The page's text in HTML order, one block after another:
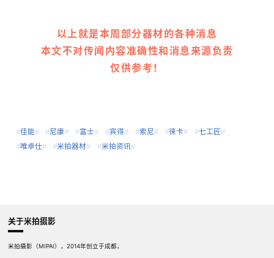
以上就是本周部分器材的各种消息
本文不对传闻内容准确性和消息来源负责
仅供参考！
#佳能# #尼康# #富士# #宾得# #索尼# #徕卡# #七工匠#
#唯卓仕# #米拍器材# #米拍资讯#
关于米拍摄影
米拍摄影（MIPAI），2014年创立于成都，